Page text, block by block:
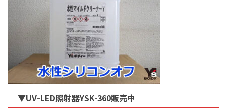
▼UV-LED照射器YSK-360販売中